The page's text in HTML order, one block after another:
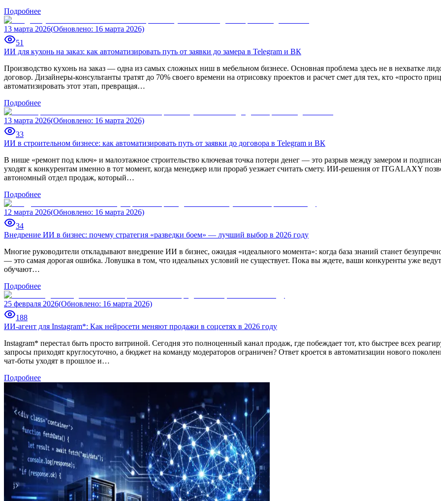
Подробнее
13 марта 2026(Обновлено: 16 марта 2026)
51
ИИ для кухонь на заказ: как автоматизировать путь от заявки до замера в Telegram и ВК
Производство кухонь на заказ — одна из самых сложных ниш в мебельном бизнесе. Основная проблема здесь не в нехватке
договор. Дизайнеры-консультанты тратят до 70% своего времени на отрисовку проектов и расчет смет для тех, кто «просто
автоматизировать этот этап, превращая…
Подробнее
13 марта 2026(Обновлено: 16 марта 2026)
33
ИИ в строительном бизнесе: как автоматизировать путь от заявки до договора в Telegram и ВК
В нише «ремонт под ключ» и малоэтажное строительство ключевая точка потери денег — это разрыв между замером и
уходят к конкурентам именно в тот момент, когда менеджер или прораб уезжает считать смету. ИИ-решения от ITGALAXY
автономный отдел продаж, который…
Подробнее
12 марта 2026(Обновлено: 16 марта 2026)
34
Внедрение ИИ в бизнес: почему стратегия «разведки боем» — лучший выбор в 2026 году
Многие руководители откладывают внедрение ИИ в бизнес, ожидая «идеального момента»: когда база знаний станет
— это самая дорогая ошибка. Ловушка в том, что идеальных условий не существует. Пока вы ждете, ваши конкуренты уже
обучают…
Подробнее
25 февраля 2026(Обновлено: 16 марта 2026)
188
ИИ-агент для Instagram*: Как нейросети меняют продажи в соцсетях в 2026 году
Instagram* перестал быть просто витриной. Сегодня это полноценный канал продаж, где побеждает тот, кто быстрее всех
запросы приходят круглосуточно, а бюджет на команду модераторов ограничен? Ответ кроется в автоматизации нового
чат-боты уходят в прошлое и…
Подробнее